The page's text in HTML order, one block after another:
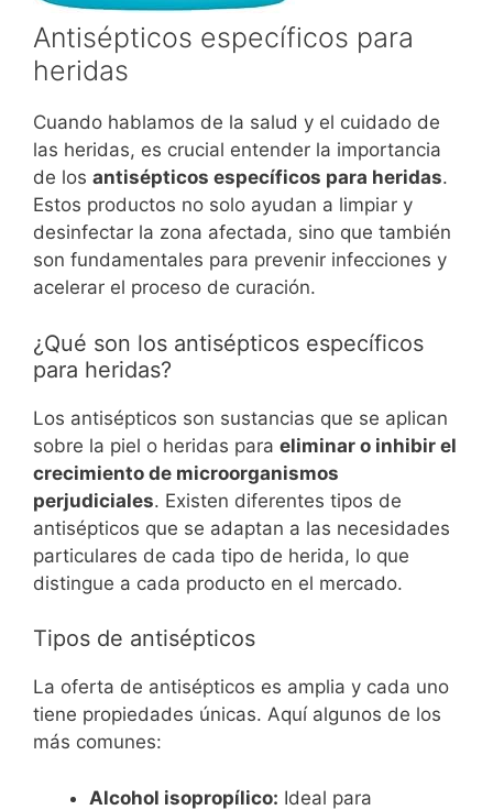
Antisépticos específicos para
heridas
Cuando hablamos de la salud y el cuidado de
las heridas, es crucial entender la importancia
de los antisépticos específicos para heridas.
Estos productos no solo ayudan a limpiar y
desinfectar la zona afectada, sino que también
son fundamentales para prevenir infecciones y
acelerar el proceso de curación.
¿Qué son los antisépticos específicos
para heridas?
Los antisépticos son sustancias que se aplican
sobre la piel o heridas para eliminar o inhibir el
crecimiento de microorganismos
perjudiciales. Existen diferentes tipos de
antisépticos que se adaptan a las necesidades
particulares de cada tipo de herida, lo que
distingue a cada producto en el mercado.
Tipos de antisépticos
La oferta de antisépticos es amplia y cada uno
tiene propiedades únicas. Aquí algunos de los
más comunes:
Alcohol isopropílico: Ideal para